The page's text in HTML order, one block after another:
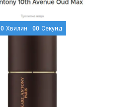
0 Хвилин 00 Секунд